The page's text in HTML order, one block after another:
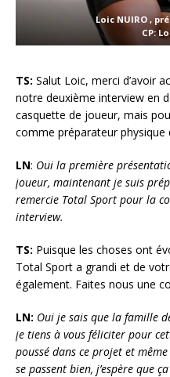
Loic NUIRO ,
CP:
TS: Salut Loic, merci d’avoir
notre deuxième interview en
casquette de joueur, mais
comme préparateur physique
LN: Oui la première
joueur, maintenant je suis
remercie Total Sport pour la
interview.
TS: Puisque les choses ont
Total Sport a grandi et de
également. Faites nous une
LN: Oui je sais que la famille
je tiens à vous féliciter pour
poussé dans ce projet et
se passent bien, j’espère que